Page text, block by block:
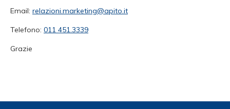
Email: relazioni.marketing@apito.it
Telefono: 011 451.3339
Grazie